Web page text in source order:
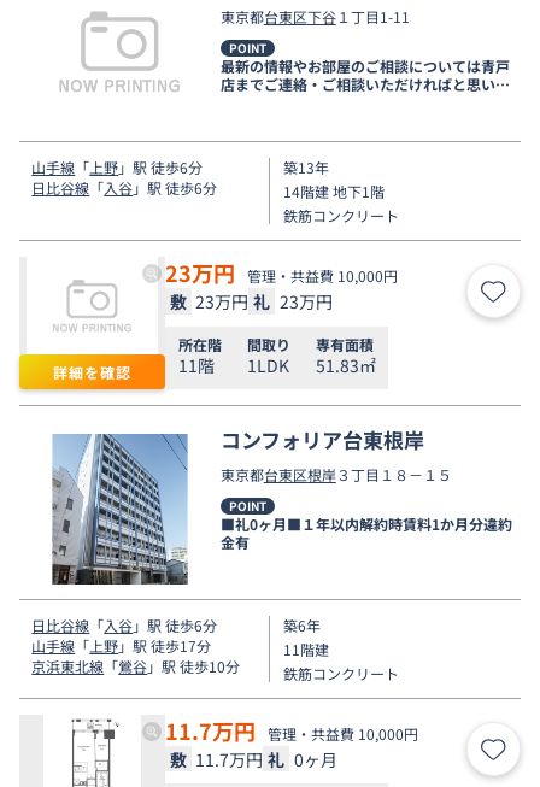
東京都台東区下谷１丁目1-11
POINT
最新の情報やお部屋のご相談については青戸
店までご連絡・ご相談いただければと思いま
山手線 「 上野」駅 徒歩6分
日比谷線 「入谷」駅 徒歩6分
築13年
14階建 地下1階
鉄筋コンクリート
詳細を確認
23万円 管理・共益費 10,000円
敷 23万円 礼 23万円 お気
所在階
11階
間取り
1LDK
専有面積
51.83㎡
コンフォリア台東根岸
東京都台東区根岸３丁目１８－１５
POINT
■礼0ヶ月■１年以内解約時賃料1か月分違約
金有
日比谷線 「入谷」駅 徒歩6分
山手線 「 上野」駅 徒歩17分
京浜東北線 「鶯谷」駅 徒歩10分
築6年
11階建
鉄筋コンクリート
11.7万円 管理・共益費 10,000円
敷 11.7万円 礼 0ヶ月 お気